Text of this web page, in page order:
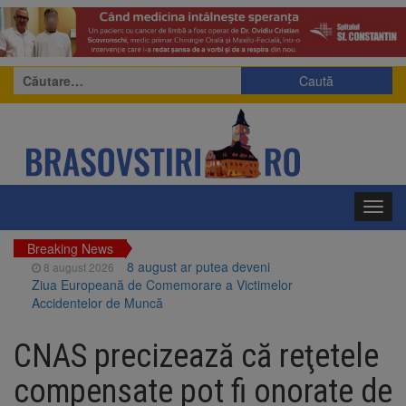
Caută
după:
Breaking News
8 august 2026
8 august ar putea deveni
Ziua Europeană de Comemorare a Victimelor
Accidentelor de Muncă
fostului complex Duplex 91, de lângă Piața
Star
8 august 2026
Ungaria renunță la apelul
pentru reducerea consumului de energie.
CNAS precizează că reţetele
compensate pot fi onorate de